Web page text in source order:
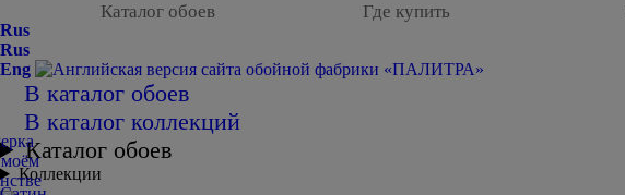
Каталог обоев Где купить
Rus
Rus
Eng
В каталог обоев
В каталог коллекций
Каталог обоев
Коллекции